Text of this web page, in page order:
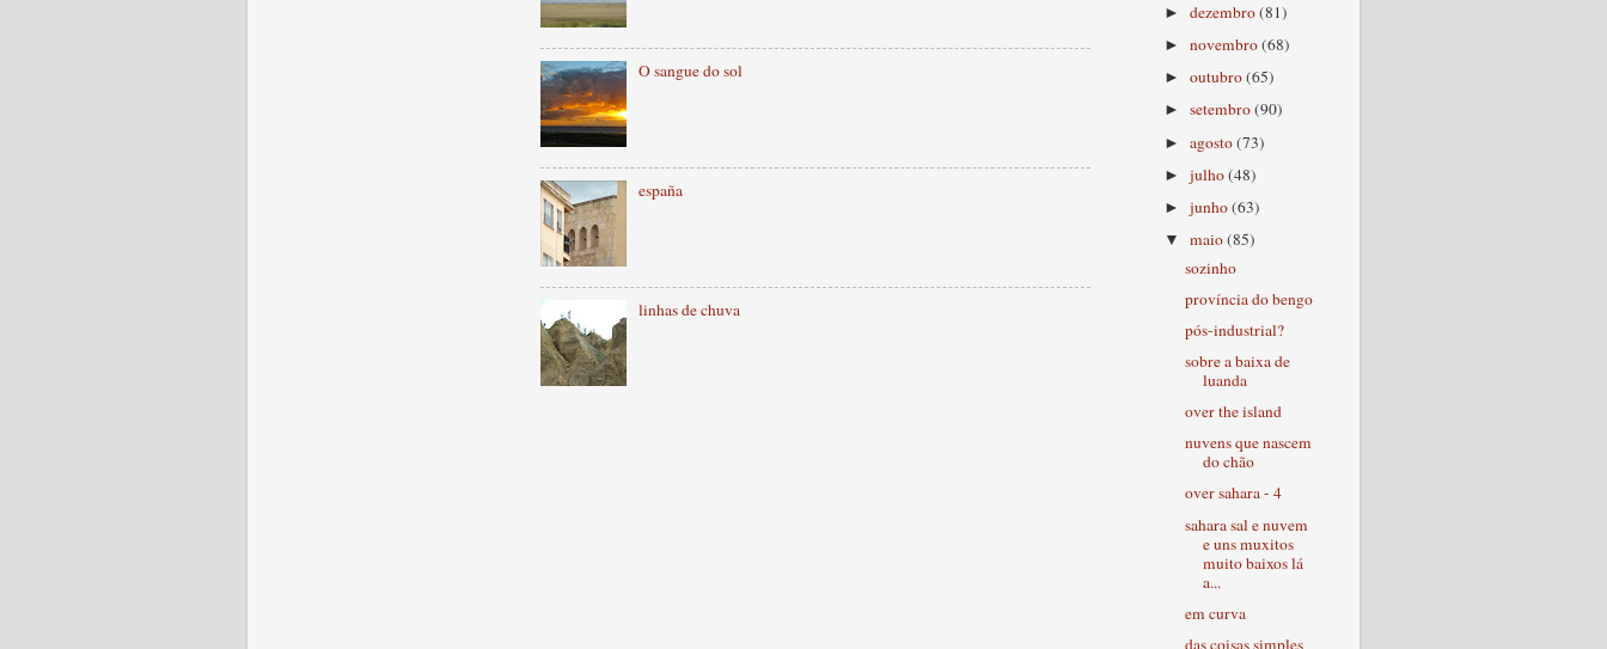
O sangue do sol
españa
linhas de chuva
►dezembro(81)
►novembro(68)
►outubro(65)
►setembro(90)
►agosto(73)
►julho(48)
►junho(63)
▼maio(85)
sozinho
província do bengo
pós-industrial?
sobre a baixa de
luanda
over the island
nuvens que nascem
do chão
over sahara - 4
sahara sal e nuvem
e uns muxitos
muito baixos lá
a...
em curva
das coisas simples